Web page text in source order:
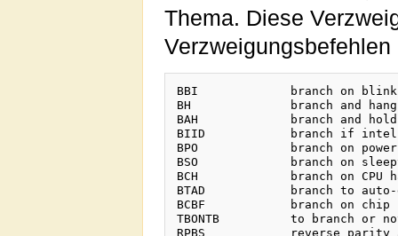
Thema. Diese
Verzweigungsbefehlen
BBI		branch on blinking indicator
BH		branch and hang
BAH		branch and hold
BIID		branch if intel chips detected
BPO		branch on power off
BSO		branch on sleepy programmer
BCH		branch on CPU halted
BTAD		branch to auto-destruct
BCBF		branch on chip box full
TBONTB		to branch or not to branch
RPBS		reverse parity and branch somewhere